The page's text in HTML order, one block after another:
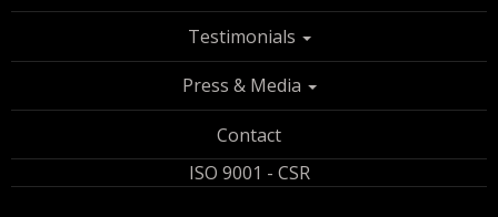
Testimonials
Press & Media
Contact
ISO 9001 - CSR